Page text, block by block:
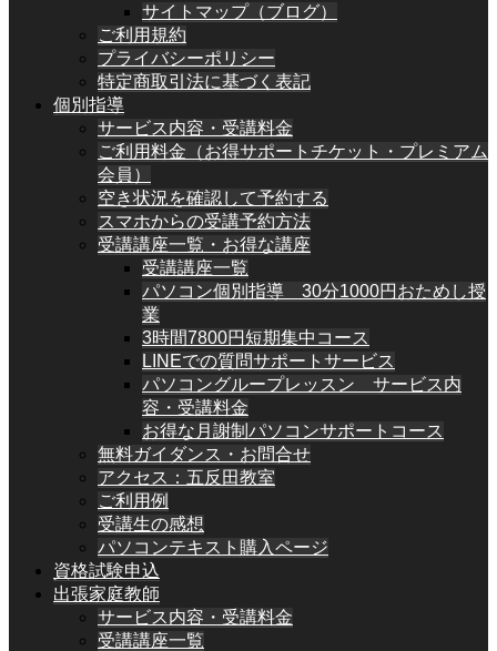
サイトマップ（ブログ）
ご利用規約
プライバシーポリシー
特定商取引法に基づく表記
個別指導
サービス内容・受講料金
ご利用料金（お得サポートチケット・プレミアム
会員）
空き状況を確認して予約する
スマホからの受講予約方法
受講講座一覧・お得な講座
受講講座一覧
パソコン個別指導 30分1000円おためし授
業
3時間7800円短期集中コース
LINEでの質問サポートサービス
パソコングループレッスン サービス内
容・受講料金
お得な月謝制パソコンサポートコース
無料ガイダンス・お問合せ
アクセス：五反田教室
ご利用例
受講生の感想
パソコンテキスト購入ページ
資格試験申込
出張家庭教師
サービス内容・受講料金
受講講座一覧